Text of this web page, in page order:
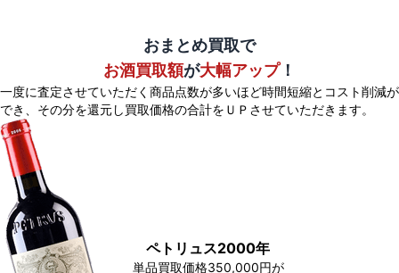
おまとめ買取で
お酒買取額が大幅アップ！
一度に査定させていただく商品点数が多いほど時間短縮とコスト削減が
でき、 その分を還元し買取価格の合計をＵＰさせていただきます。
ペトリュス2000年
単品買取価格350,000円が